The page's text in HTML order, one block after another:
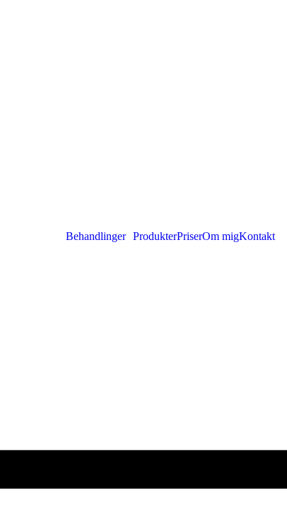
Behandlinger ProdukterPriserOm migKontakt